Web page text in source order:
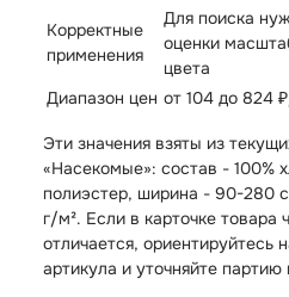
Корректные
применения
Для поиска
оценки
цвета
Диапазон цен от 104 до 824
Эти значения взяты из
«Насекомые»: состав - 100%
полиэстер, ширина - 90-280
г/м². Если в карточке товара
отличается, ориентируйтесь
артикула и уточняйте партию